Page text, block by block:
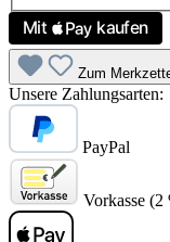
Zum
Unsere Zahlungsarten:
PayPal
Vorkasse (2